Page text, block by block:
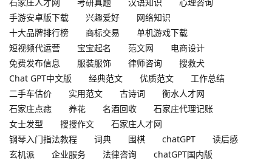
石家庄人才网
考研真题 汉语知识
心理咨询
手游安卓版下载
兴趣爱好
网络知识
十大品牌排行榜
商标交易
单机游戏下载
短视频代运营
宝宝起名 范文网
电商设计
免费发布信息
服装服饰 律师咨询
搜救犬
Chat GPT中文版
经典范文 优质范文
工作总结
二手车估价
实用范文 古诗词
衡水人才网
石家庄点痣
养花 名酒回收
石家庄代理记账
女士发型
搜搜作文
石家庄人才网
钢琴入门指法教程
词典 围棋 chatGPT
读后感
玄机派
企业服务 法律咨询
chatGPT国内版